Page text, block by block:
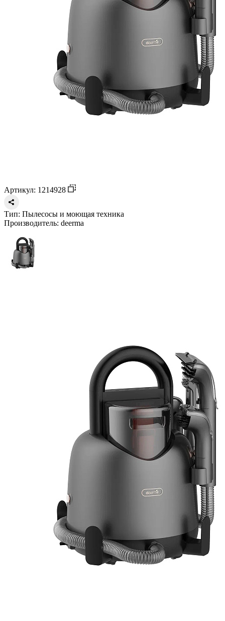
Артикул: 1214928
Тип: Пылесосы и моющая техника
Производитель: deerma